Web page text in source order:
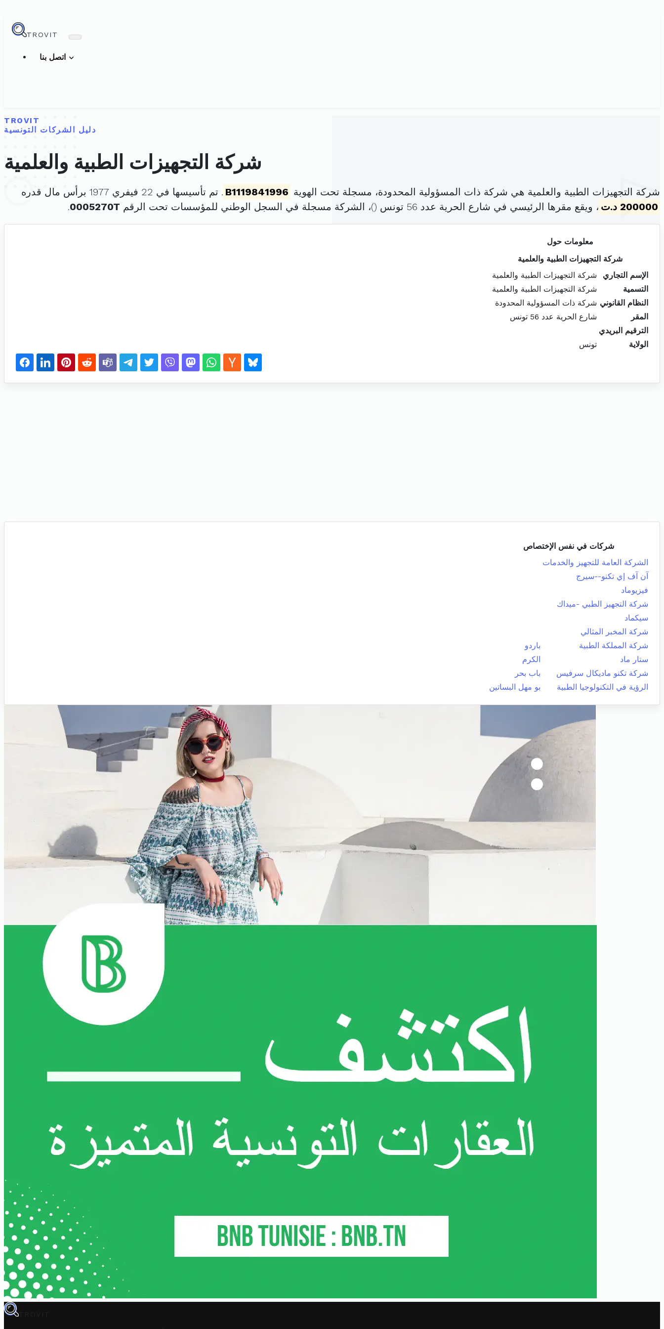
TROVIT
TROVIT
دليل الشركات التونسية
شركة التجهيزات الطبية والعلمية
شركة التجهيزات الطبية والعلمية هي شركة ذات المسؤولية المحدودة، مسجلة تحت الهوية B1119841996 . تم تأسيسها في 22 فيفري 1977 برأس مال قدره
200000 د.ت
، ويقع مقرها الرئيسي في شارع الحرية عدد 56 تونس ( )، الشركة مسجلة في السجل الوطني للمؤسسات تحت الرقم 0005270T
.
معلومات حول
شركة التجهيزات الطبية والعلمية
الإسم التجاري
شركة التجهيزات الطبية والعلمية
التسمية
شركة التجهيزات الطبية والعلمية
النظام القانوني شركة ذات المسؤولية المحدودة
المقر
شارع الحرية عدد 56 تونس
الترقيم البريدي
الولاية
تونس
شركات في نفس الإختصاص
الشركة العامة للتجهيز والخدمات
آن آف إي تكنو--سيرج
فيزيوماد
شركة التجهيز الطبي -ميداك
سيكماد
شركة المخبر المثالي
شركة المملكة الطبية
باردو
ستار ماد
الكرم
شركة تكنو ماديكال سرفيس
باب بحر
الرؤية في التكنولوجيا الطبية
بو مهل البساتين
TROVIT